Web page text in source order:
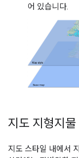
어 있습니다.
지도 지형지물
지도 스타일 내에서